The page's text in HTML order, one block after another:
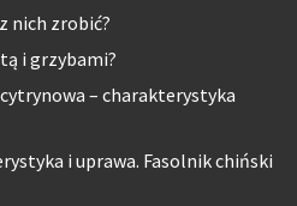
nich zrobić?
i grzybami?
– charakterystyka
i uprawa. Fasolnik chiński